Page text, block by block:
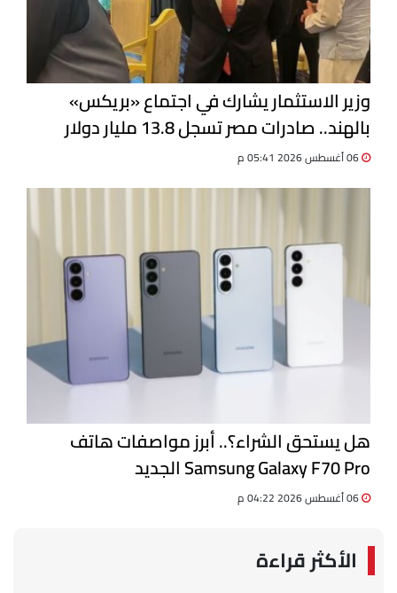
وزير الاستثمار يشارك في اجتماع «بريكس»
بالهند.. صادرات مصر تسجل 13.8 مليار دولار
هل يستحق الشراء؟.. أبرز مواصفات هاتف
Samsung Galaxy F70 Pro الجديد
الأكثر قراءة